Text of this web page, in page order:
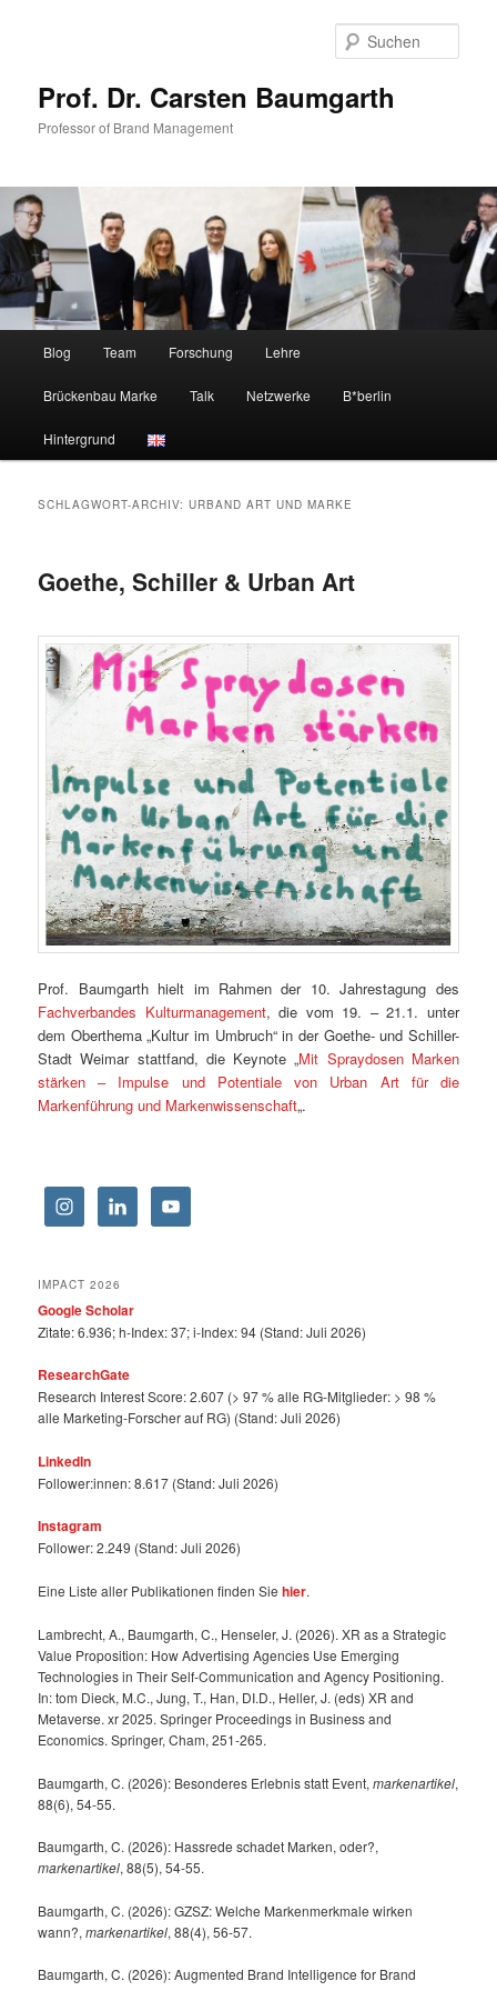
Prof. Dr. Carsten Baumgarth
Professor of Brand Management
Blog Team Forschung Lehre
Brückenbau Marke Talk Netzwerke B*berlin
Hintergrund
SCHLAGWORT-ARCHIV:URBAND ART UND MARKE
Goethe, Schiller & Urban Art
Prof. Baumgarth hielt im Rahmen der 10. Jahrestagung des
Fachverbandes Kulturmanagement, die vom 19. – 21.1. unter
dem Oberthema „Kultur im Umbruch“ in der Goethe- und Schiller-
Stadt Weimar stattfand, die Keynote „Mit Spraydosen Marken
stärken – Impulse und Potentiale von Urban Art für die
Markenführung und Markenwissenschaft„.
IMPACT 2026
Google Scholar
Zitate: 6.936; h-Index: 37; i-Index: 94 (Stand: Juli 2026)
ResearchGate
Research Interest Score: 2.607 (> 97 % alle RG-Mitglieder: > 98 %
alle Marketing-Forscher auf RG) (Stand: Juli 2026)
LinkedIn
Follower:innen: 8.617 (Stand: Juli 2026)
Instagram
Follower: 2.249 (Stand: Juli 2026)
Eine Liste aller Publikationen finden Siehier.
Lambrecht, A., Baumgarth, C., Henseler, J. (2026). XR as a Strategic
Value Proposition: How Advertising Agencies Use Emerging
Technologies in Their Self-Communication and Agency Positioning.
In: tom Dieck, M.C., Jung, T., Han, DI.D., Heller, J. (eds) XR and
Metaverse. xr 2025. Springer Proceedings in Business and
Economics. Springer, Cham, 251-265.
Baumgarth, C. (2026): Besonderes Erlebnis statt Event,markenartikel,
88(6), 54-55.
Baumgarth, C. (2026): Hassrede schadet Marken, oder?,
markenartikel, 88(5), 54-55.
Baumgarth, C. (2026): GZSZ: Welche Markenmerkmale wirken
wann?,markenartikel, 88(4), 56-57.
Baumgarth, C. (2026): Augmented Brand Intelligence for Brand